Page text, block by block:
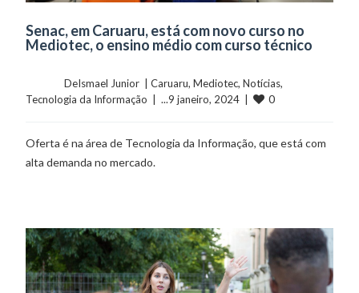
Senac, em Caruaru, está com novo curso no
Mediotec, o ensino médio com curso técnico
	    	DeIsmael Junior  |
Caruaru, Mediotec, Notícias
Tecnologia da Informação
  |  ...9 janeiro, 2024  |
0
Oferta é na área de Tecnologia da Informação, que está com
alta demanda no mercado.